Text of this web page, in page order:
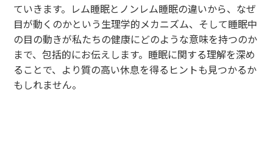
ていきます。レム睡眠とノンレム睡眠の違いから、なぜ
目が動くのかという生理学的メカニズム、そして睡眠中
の目の動きが私たちの健康にどのような意味を持つのか
まで、包括的にお伝えします。睡眠に関する理解を深め
ることで、より質の高い休息を得るヒントも見つかるか
もしれません。